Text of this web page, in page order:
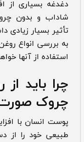
دغدغه بسیاری از
شاداب و بدون
تأثیر بسیار زیادی
به بررسی انواع
استفاده از آن­ها
چرا باید
چروک صورت
پوست انسان با
طبیعی خود را از